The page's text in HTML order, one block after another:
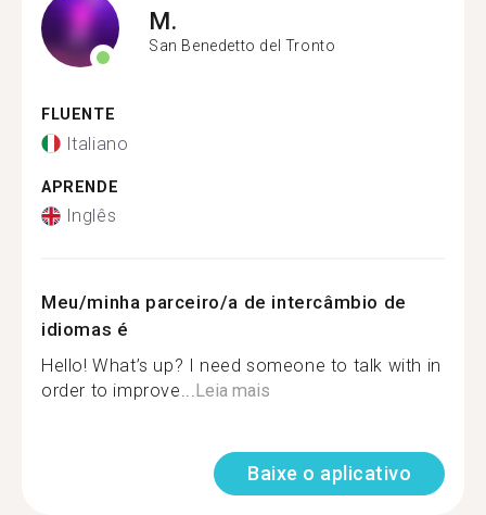
M.
San Benedetto del Tronto
FLUENTE
Italiano
APRENDE
Inglês
Meu/minha parceiro/a de intercâmbio de
idiomas é
Hello! What’s up? I need someone to talk with in
order to improve...Leia mais
Baixe o aplicativo